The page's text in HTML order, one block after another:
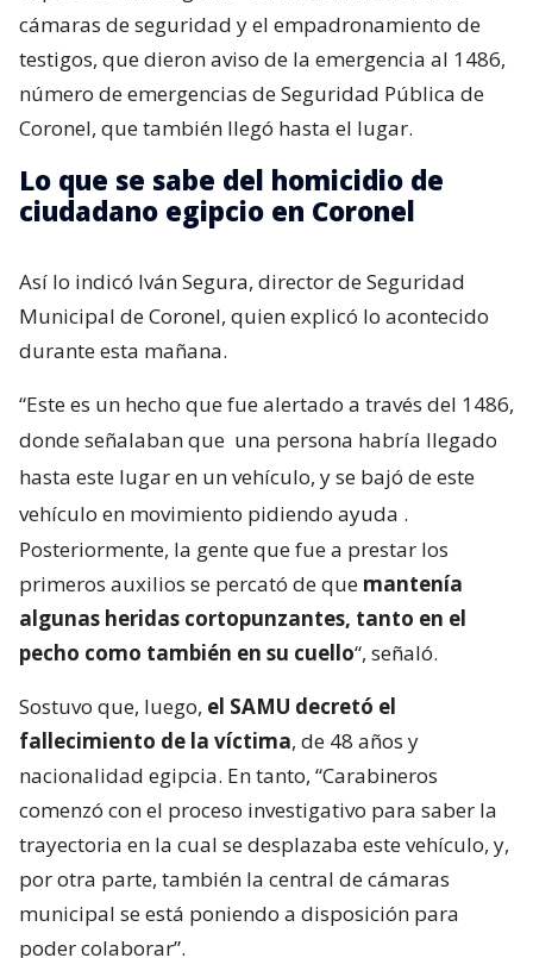
cámaras de seguridad y el empadronamiento de
testigos, que dieron aviso de la emergencia al 1486,
número de emergencias de Seguridad Pública de
Coronel, que también llegó hasta el lugar.
Lo que se sabe del homicidio de
ciudadano egipcio en Coronel
Así lo indicó Iván Segura, director de Seguridad
Municipal de Coronel, quien explicó lo acontecido
durante esta mañana.
“Este es un hecho que fue alertado a través del 1486,
donde señalaban que una persona habría llegado
hasta este lugar en un vehículo, y se bajó de este
vehículo en movimiento pidiendo ayuda .
Posteriormente, la gente que fue a prestar los
primeros auxilios se percató de que mantenía
algunas heridas cortopunzantes, tanto en el
pecho como también en su cuello“, señaló.
Sostuvo que, luego, el SAMU decretó el
fallecimiento de la víctima, de 48 años y
nacionalidad egipcia. En tanto, “Carabineros
comenzó con el proceso investigativo para saber la
trayectoria en la cual se desplazaba este vehículo, y,
por otra parte, también la central de cámaras
municipal se está poniendo a disposición para
poder colaborar”.